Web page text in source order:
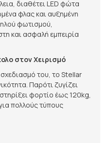
διαθέτει LED φώτα
φλας και αυξημένη
φωτισμού,
και ασφαλή εμπειρία
στον Χειρισμό
του, το Stellar
Παρότι ζυγίζει
φορτίο έως 120kg,
πολλούς τύπους